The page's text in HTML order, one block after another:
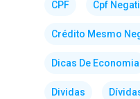
CPF Cpf
Crédito Mesmo
Dicas De Economia
Dividas